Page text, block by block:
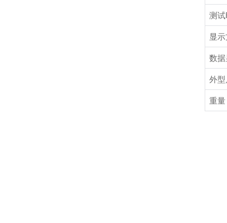
测
显
数
外
重量